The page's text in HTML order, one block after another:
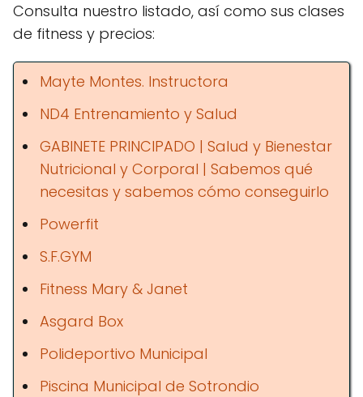
Consulta nuestro listado, así como sus clases
de fitness y precios:
Mayte Montes. Instructora
ND4 Entrenamiento y Salud
GABINETE PRINCIPADO | Salud y Bienestar
Nutricional y Corporal | Sabemos qué
necesitas y sabemos cómo conseguirlo
Powerfit
S.F.GYM
Fitness Mary & Janet
Asgard Box
Polideportivo Municipal
Piscina Municipal de Sotrondio